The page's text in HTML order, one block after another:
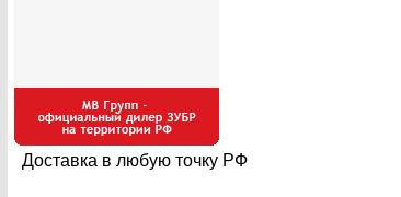
Доставка в любую точку РФ